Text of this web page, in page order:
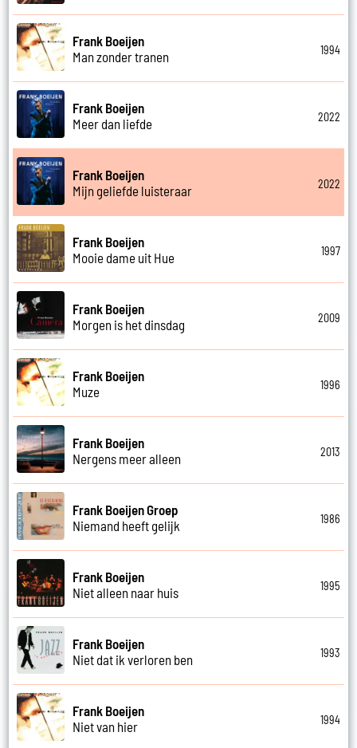
Frank Boeijen
Man zonder tranen
1994
Frank Boeijen
Meer dan liefde
2022
Frank Boeijen
Mijn geliefde luisteraar
2022
Frank Boeijen
Mooie dame uit Hue
1997
Frank Boeijen
Morgen is het dinsdag
2009
Frank Boeijen
Muze
1996
Frank Boeijen
Nergens meer alleen
2013
Frank Boeijen Groep
Niemand heeft gelijk
1986
Frank Boeijen
Niet alleen naar huis
1995
Frank Boeijen
Niet dat ik verloren ben
1993
Frank Boeijen
Niet van hier
1994